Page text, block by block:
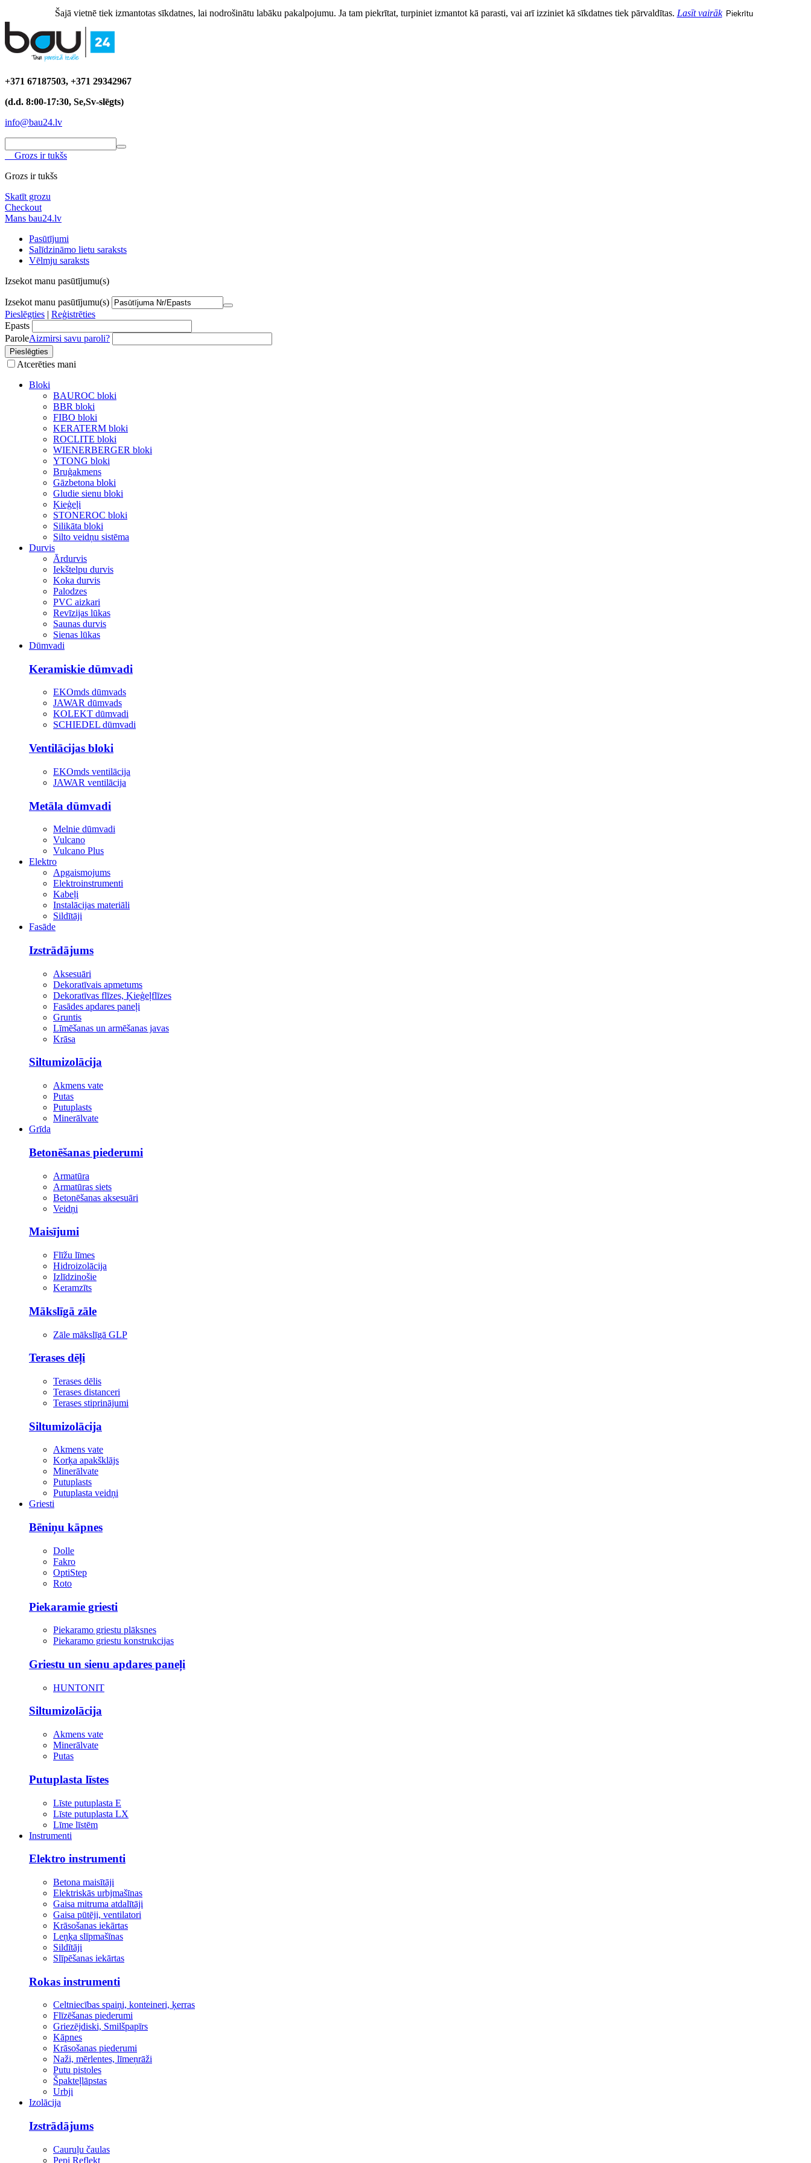
Šajā vietnē tiek izmantotas sīkdatnes, lai nodrošinātu labāku pakalpojumu. Ja tam piekrītat, turpiniet izmantot kā parasti, vai arī izziniet kā sīkdatnes tiek pārvaldītas. Lasīt vairāk Piekrītu
+371 67187503, +371 29342967
(d.d. 8:00-17:30, Se,Sv-slēgts)
info@bau24.lv
Grozs ir tukšs
Grozs ir tukšs
Skatīt grozu
Checkout
Mans bau24.lv
Pasūtījumi
Salīdzināmo lietu saraksts
Vēlmju saraksts
Izsekot manu pasūtījumu(s)
Izsekot manu pasūtījumu(s)
Pieslēgties | Reģistrēties
Epasts
ParoleAizmirsi savu paroli?
Atcerēties mani
Bloki
BAUROC bloki
BBR bloki
FIBO bloki
KERATERM bloki
ROCLITE bloki
WIENERBERGER bloki
YTONG bloki
Bruģakmens
Gāzbetona bloki
Gludie sienu bloki
Ķieģeļi
STONEROC bloki
Silikāta bloki
Silto veidņu sistēma
Durvis
Ārdurvis
Iekštelpu durvis
Koka durvis
Palodzes
PVC aizkari
Revīzijas lūkas
Saunas durvis
Sienas lūkas
Dūmvadi
Keramiskie dūmvadi
EKOmds dūmvads
JAWAR dūmvads
KOLEKT dūmvadi
SCHIEDEL dūmvadi
Ventilācijas bloki
EKOmds ventilācija
JAWAR ventilācija
Metāla dūmvadi
Melnie dūmvadi
Vulcano
Vulcano Plus
Elektro
Apgaismojums
Elektroinstrumenti
Kabeļi
Instalācijas materiāli
Sildītāji
Fasāde
Izstrādājums
Aksesuāri
Dekoratīvais apmetums
Dekoratīvas flīzes, Ķieģeļflīzes
Fasādes apdares paneļi
Gruntis
Līmēšanas un armēšanas javas
Krāsa
Siltumizolācija
Akmens vate
Putas
Putuplasts
Minerālvate
Grīda
Betonēšanas piederumi
Armatūra
Armatūras siets
Betonēšanas aksesuāri
Veidņi
Maisījumi
Flīžu līmes
Hidroizolācija
Izlīdzinošie
Keramzīts
Mākslīgā zāle
Zāle mākslīgā GLP
Terases dēļi
Terases dēlis
Terases distanceri
Terases stiprinājumi
Siltumizolācija
Akmens vate
Korķa apakšklājs
Minerālvate
Putuplasts
Putuplasta veidņi
Griesti
Bēniņu kāpnes
Dolle
Fakro
OptiStep
Roto
Piekaramie griesti
Piekaramo griestu plāksnes
Piekaramo griestu konstrukcijas
Griestu un sienu apdares paneļi
HUNTONIT
Siltumizolācija
Akmens vate
Minerālvate
Putas
Putuplasta līstes
Līste putuplasta E
Līste putuplasta LX
Līme līstēm
Instrumenti
Elektro instrumenti
Betona maisītāji
Elektriskās urbjmašīnas
Gaisa mitruma atdalītāji
Gaisa pūtēji, ventilatori
Krāsošanas iekārtas
Leņķa slīpmašīnas
Sildītāji
Slīpēšanas iekārtas
Rokas instrumenti
Celtniecības spaiņi, konteineri, ķerras
Flīzēšanas piederumi
Griezējdiski, Smilšpapīrs
Kāpnes
Krāsošanas piederumi
Naži, mērlentes, līmeņrāži
Putu pistoles
Špakteļlāpstas
Urbji
Izolācija
Izstrādājums
Cauruļu čaulas
Pepi Reflekt